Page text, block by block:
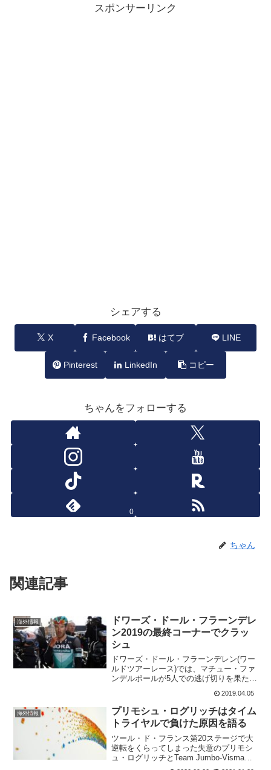
スポンサーリンク
シェアする
X Facebook はてブ LINE
Pinterest LinkedIn コピー
ちゃんをフォローする
0
ちゃん
関連記事
海外情報
ドワーズ・ドール・フラーンデレ
ン2019の最終コーナーでクラッ
シュ
ドワーズ・ドール・フラーンデレン(ワー
ルドツアーレース)では、マチュー・ファ
ンデルポールが5人での逃げ切りを果た
し、スプリントで勝利した。その後方の
メイン集団は、チームスカイのルーク・
ロウが18秒の差でゴールしている。ただ
メイン集団の中では...
2019.04.05
海外情報
プリモシュ・ログリッチはタイム
トライヤルで負けた原因を語る
ツール・ド・フランス第20ステージで大
逆転をくらってしまった失意のプリモシ
ュ・ログリッチとTeam Jumbo-Visma。
チームは完璧なまでに、レースをコント